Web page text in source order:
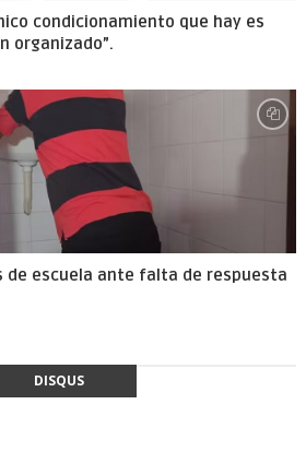
condicionamiento que hay es
organizado”.
de escuela ante falta de respuesta
DISQUS